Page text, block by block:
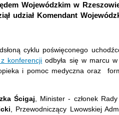
Wojewódzkim w
udział Komendant
cyklu poświęconego
konferencji odbyła się w marcu
i pomoc medyczna oraz
Ścigaj, Minister - członek
, Przewodniczący Lwowskiej